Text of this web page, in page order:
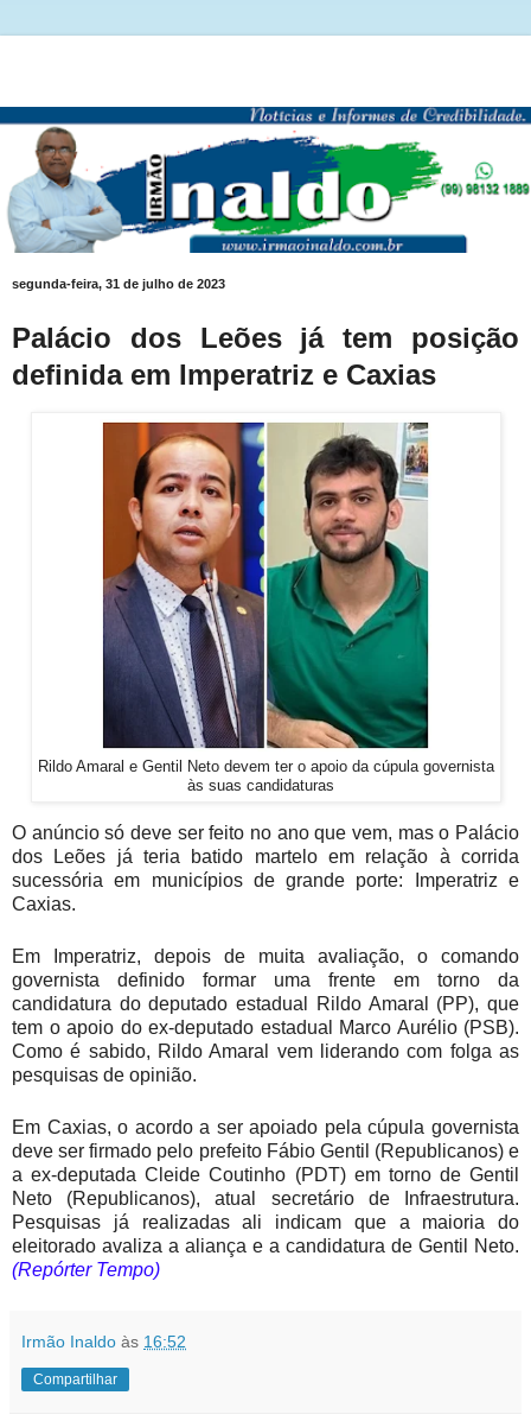
segunda-feira, 31 de julho de 2023
Palácio dos Leões já tem posição
definida em Imperatriz e Caxias
Rildo Amaral e Gentil Neto devem ter o apoio da cúpula governista
às suas candidaturas
O anúncio só deve ser feito no ano que vem, mas o Palácio
dos Leões já teria batido martelo em relação à corrida
sucessória em municípios de grande porte: Imperatriz e
Caxias.
Em Imperatriz, depois de muita avaliação, o comando
governista definido formar uma frente em torno da
candidatura do deputado estadual Rildo Amaral (PP), que
tem o apoio do ex-deputado estadual Marco Aurélio (PSB).
Como é sabido, Rildo Amaral vem liderando com folga as
pesquisas de opinião.
Em Caxias, o acordo a ser apoiado pela cúpula governista
deve ser firmado pelo prefeito Fábio Gentil (Republicanos) e
a ex-deputada Cleide Coutinho (PDT) em torno de Gentil
Neto (Republicanos), atual secretário de Infraestrutura.
Pesquisas já realizadas ali indicam que a maioria do
eleitorado avaliza a aliança e a candidatura de Gentil Neto.
(RepórterTempo)
Irmão Inaldo às 16:52
Compartilhar